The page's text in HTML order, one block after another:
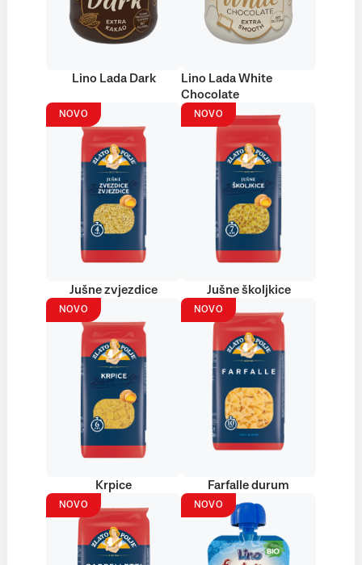
Lino Lada Dark
Lino Lada White
Chocolate
NOVO
Jušne zvjezdice
NOVO
Jušne školjkice
NOVO
Krpice
NOVO
Farfalle durum
NOVO NOVO